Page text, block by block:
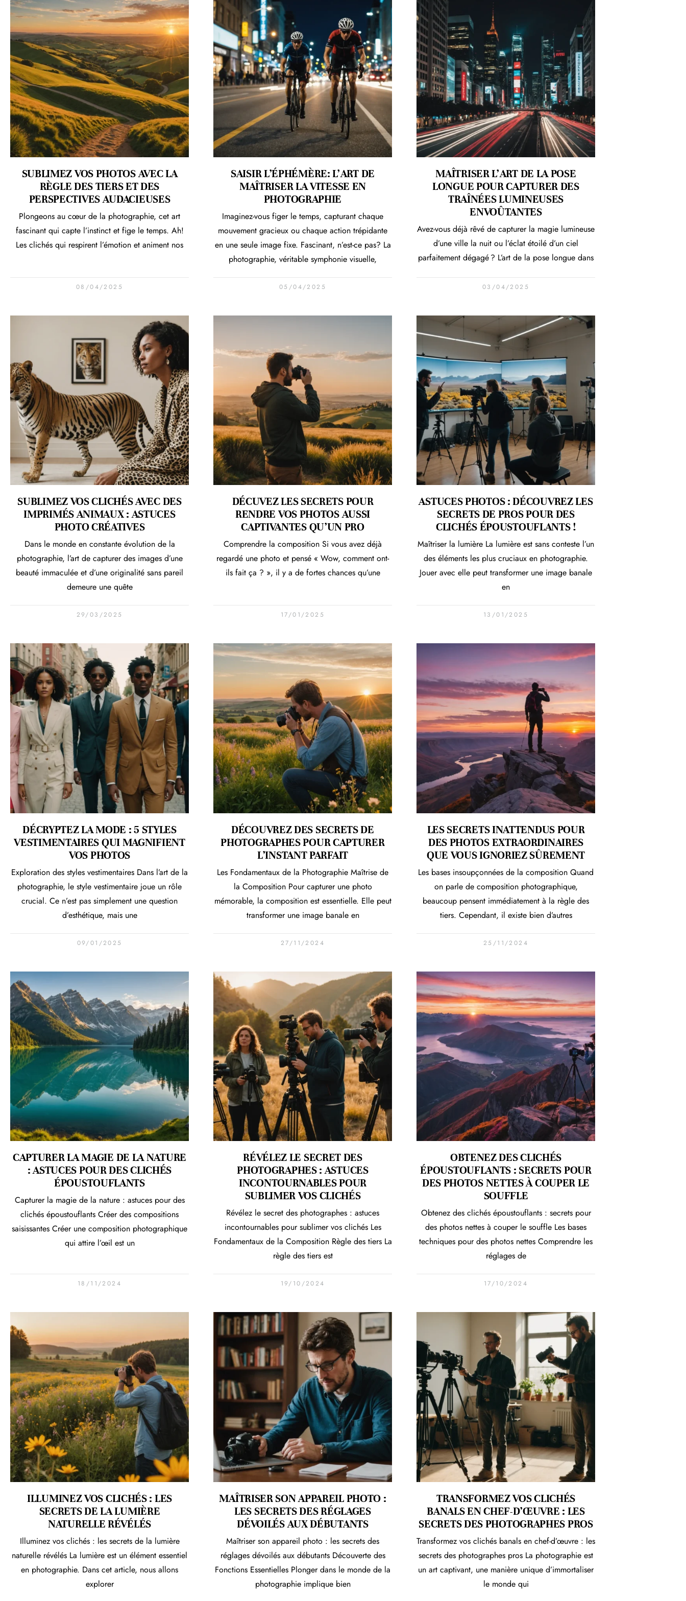
SUBLIMEZ VOS PHOTOS AVEC LA
RÈGLE DES TIERS ET DES
PERSPECTIVES AUDACIEUSES
Plongeons au cœur de la photographie, cet art
fascinant qui capte l’instinct et fige le temps. Ah!
Les clichés qui respirent l’émotion et animent nos
08/04/2025
SAISIR L’ÉPHÉMÈRE: L’ART DE
MAÎTRISER LA VITESSE EN
PHOTOGRAPHIE
Imaginez-vous figer le temps, capturant chaque
mouvement gracieux ou chaque action trépidante
en une seule image fixe. Fascinant, n’est-ce pas? La
photographie, véritable symphonie visuelle,
05/04/2025
MAÎTRISER L’ART DE LA POSE
LONGUE POUR CAPTURER DES
TRAÎNÉES LUMINEUSES
ENVOÛTANTES
Avez-vous déjà rêvé de capturer la magie lumineuse
d’une ville la nuit ou l’éclat étoilé d’un ciel
parfaitement dégagé ? L’art de la pose longue dans
03/04/2025
SUBLIMEZ VOS CLICHÉS AVEC DES
IMPRIMÉS ANIMAUX : ASTUCES
PHOTO CRÉATIVES
Dans le monde en constante évolution de la
photographie, l’art de capturer des images d’une
beauté immaculée et d’une originalité sans pareil
demeure une quête
29/03/2025
DÉCUVEZ LES SECRETS POUR
RENDRE VOS PHOTOS AUSSI
CAPTIVANTES QU’UN PRO
Comprendre la composition Si vous avez déjà
regardé une photo et pensé « Wow, comment ont-
ils fait ça ? », il y a de fortes chances qu’une
17/01/2025
ASTUCES PHOTOS : DÉCOUVREZ LES
SECRETS DE PROS POUR DES
CLICHÉS ÉPOUSTOUFLANTS !
Maîtriser la lumière La lumière est sans conteste l’un
des éléments les plus cruciaux en photographie.
Jouer avec elle peut transformer une image banale
en
13/01/2025
DÉCRYPTEZ LA MODE : 5 STYLES
VESTIMENTAIRES QUI MAGNIFIENT
VOS PHOTOS
Exploration des styles vestimentaires Dans l’art de la
photographie, le style vestimentaire joue un rôle
crucial. Ce n’est pas simplement une question
d’esthétique, mais une
09/01/2025
DÉCOUVREZ DES SECRETS DE
PHOTOGRAPHES POUR CAPTURER
L’INSTANT PARFAIT
Les Fondamentaux de la Photographie Maîtrise de
la Composition Pour capturer une photo
mémorable, la composition est essentielle. Elle peut
transformer une image banale en
27/11/2024
LES SECRETS INATTENDUS POUR
DES PHOTOS EXTRAORDINAIRES
QUE VOUS IGNORIEZ SÛREMENT
Les bases insoupçonnées de la composition Quand
on parle de composition photographique,
beaucoup pensent immédiatement à la règle des
tiers. Cependant, il existe bien d’autres
25/11/2024
CAPTURER LA MAGIE DE LA NATURE
: ASTUCES POUR DES CLICHÉS
ÉPOUSTOUFLANTS
Capturer la magie de la nature : astuces pour des
clichés époustouflants Créer des compositions
saisissantes Créer une composition photographique
qui attire l’œil est un
18/11/2024
RÉVÉLEZ LE SECRET DES
PHOTOGRAPHES : ASTUCES
INCONTOURNABLES POUR
SUBLIMER VOS CLICHÉS
Révélez le secret des photographes : astuces
incontournables pour sublimer vos clichés Les
Fondamentaux de la Composition Règle des tiers La
règle des tiers est
19/10/2024
OBTENEZ DES CLICHÉS
ÉPOUSTOUFLANTS : SECRETS POUR
DES PHOTOS NETTES À COUPER LE
SOUFFLE
Obtenez des clichés époustouflants : secrets pour
des photos nettes à couper le souffle Les bases
techniques pour des photos nettes Comprendre les
réglages de
17/10/2024
ILLUMINEZ VOS CLICHÉS : LES
SECRETS DE LA LUMIÈRE
NATURELLE RÉVÉLÉS
Illuminez vos clichés : les secrets de la lumière
naturelle révélés La lumière est un élément essentiel
en photographie. Dans cet article, nous allons
explorer
MAÎTRISER SON APPAREIL PHOTO :
LES SECRETS DES RÉGLAGES
DÉVOILÉS AUX DÉBUTANTS
Maîtriser son appareil photo : les secrets des
réglages dévoilés aux débutants Découverte des
Fonctions Essentielles Plonger dans le monde de la
photographie implique bien
TRANSFORMEZ VOS CLICHÉS
BANALS EN CHEF-D’ŒUVRE : LES
SECRETS DES PHOTOGRAPHES PROS
Transformez vos clichés banals en chef-d’œuvre : les
secrets des photographes pros La photographie est
un art captivant, une manière unique d’immortaliser
le monde qui